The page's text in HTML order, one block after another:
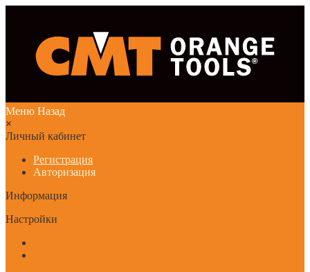
Меню Назад
×
Личный кабинет
Регистрация
Авторизация
Информация
Настройки